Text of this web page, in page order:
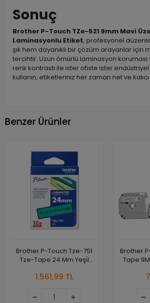
Sonuç
Brother P-Touch TZe-521 9mm Mavi
Laminasyonlu Etiket, profesyonel
şık hem dayanıklı bir çözüm arayanlar için
tercihtir. Uzun ömürlü laminasyon
renk kontrastı ile ister ofiste ister
kullanın, etiketleriniz her zaman net ve kalıcı
Benzer Ürünler
Brother P-Touch Tze-751
Tze-Tape 24 Mm Yeşi̇l
Eti̇ket
1.561,99 TL
Brother
Tape